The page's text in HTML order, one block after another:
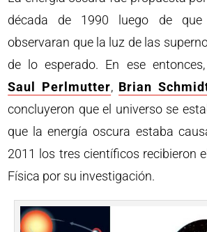
década de 1990 luego de que
observaran que la luz de las
de lo esperado. En ese
Saul Perlmutter, Brian
concluyeron que el universo se
que la energía oscura estaba
2011 los tres científicos recibieron
Física por su investigación.